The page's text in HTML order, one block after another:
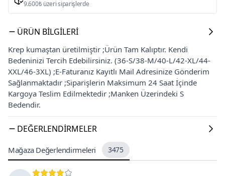
9.600₺ üzeri siparişlerde
ÜRÜN BILGILERI
Krep kumaştan üretilmiştir ;Ürün Tam Kalıptır. Kendi
Bedeninizi Tercih Edebilirsiniz. (36-S/38-M/40-L/42-XL/44-
XXL/46-3XL) ;E-Faturanız Kayıtlı Mail Adresinize Gönderim
Sağlanmaktadır ;Siparişlerin Maksimum 24 Saat İçinde
Kargoya Teslim Edilmektedir ;Manken Üzerindeki S
Bedendir.
DEĞERLENDIRMELER
Mağaza Değerlendirmeleri 3475